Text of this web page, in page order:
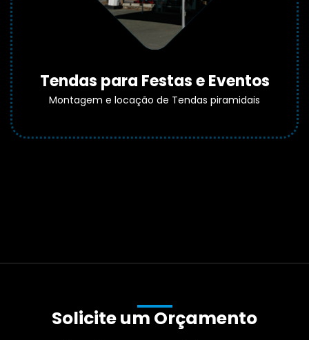
Tendas para Festas e Eventos
Montagem e locação de Tendas piramidais
Solicite um Orçamento